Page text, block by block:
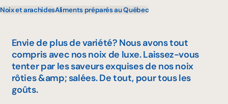
Noix et arachidesAliments préparés au Québec
Envie de plus de variété? Nous avons tout
compris avec nos noix de luxe. Laissez-vous
tenter par les saveurs exquises de nos noix
rôties &amp; salées. De tout, pour tous les
goûts.